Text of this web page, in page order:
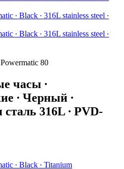
80
часы ∙
∙ Черный ∙
316L ∙ PVD-